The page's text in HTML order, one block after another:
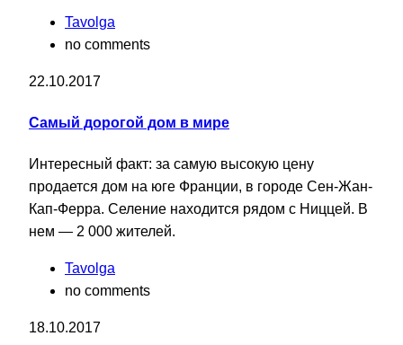
Tavolga
no comments
22.10.2017
Самый дорогой дом в мире
Интересный факт: за самую высокую цену
продается дом на юге Франции, в городе Сен-Жан-
Кап-Ферра. Селение находится рядом с Ниццей. В
нем — 2 000 жителей.
Tavolga
no comments
18.10.2017